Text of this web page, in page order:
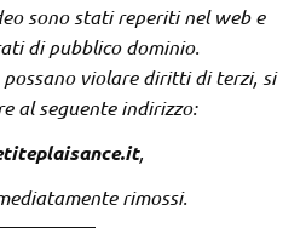
sono stati reperiti nel web e
di pubblico dominio.
possano violare diritti di terzi, si
al seguente indirizzo:
,
rimossi.